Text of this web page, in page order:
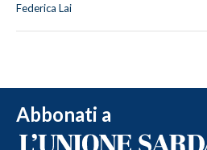
Federica Lai
Abbonati a